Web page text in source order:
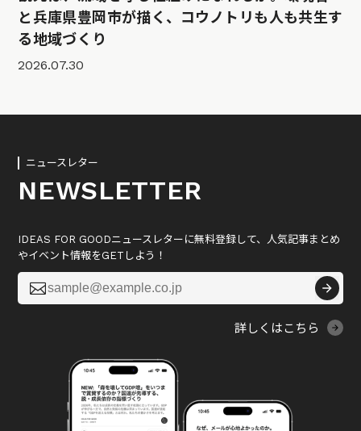
と兵庫県豊岡市が描く、コウノトリも人も共生す
る地域づくり
2026.07.30
ニュースレター
NEWSLETTER
IDEAS FOR GOODニュースレターに無料登録して、人気記事まとめ
やイベント情報をGETしよう！

詳しくはこちら